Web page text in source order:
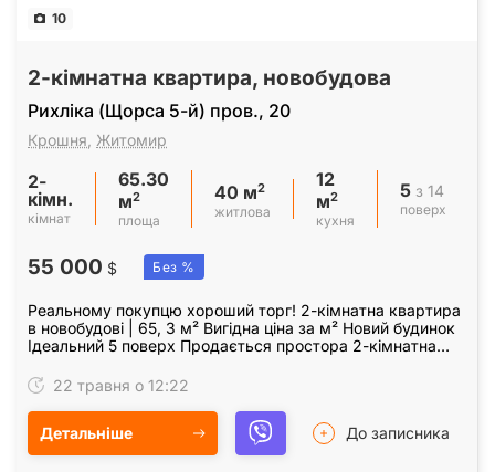
10
2-кімнатна квартира, новобудова
Рихліка (Щорса 5-й) пров., 20
Крошня Житомир
2-
кімн.
кімнат
65.30
м2
площа
40 м2
житлова
12
м2
кухня
5 з 14
поверх
55 000 $ Без %
Реальному покупцю хороший торг! 2-кімнатна квартира
в новобудові | 65, 3 м² Вигідна ціна за м² Новий будинок
Ідеальний 5 поверх Продається простора 2-кімнатна
22 травня о 12:22
Детальніше До записника